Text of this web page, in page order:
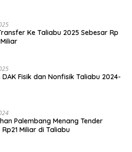
Ke Taliabu 2025 Sebesar Rp
DAK Fisik dan Nonfisik Taliabu 2024-
Palembang Menang Tender
Miliar di Taliabu